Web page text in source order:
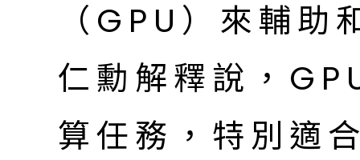
（GPU）來輔
仁勳解釋說，
算任務，特別適